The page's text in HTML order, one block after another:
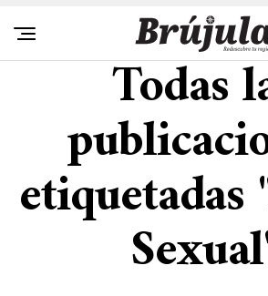
Todas
etiquetadas